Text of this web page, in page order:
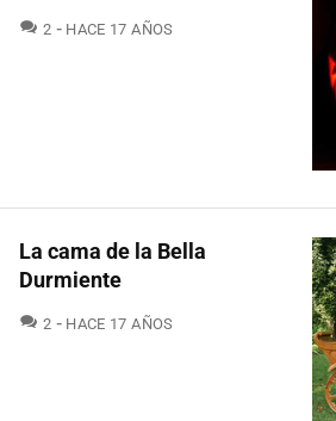
2 COMENTARIOS
HACE 17 AÑOS
La cama de la Bella
Durmiente
2 COMENTARIOS
HACE 17 AÑOS